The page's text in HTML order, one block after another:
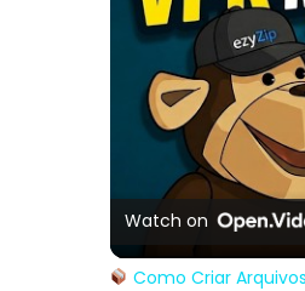
Watch on
Como Criar